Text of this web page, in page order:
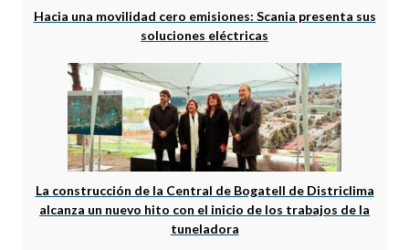
Hacia una movilidad cero emisiones: Scania presenta sus
soluciones eléctricas
La construcción de la Central de Bogatell de Districlima
alcanza un nuevo hito con el inicio de los trabajos de la
tuneladora